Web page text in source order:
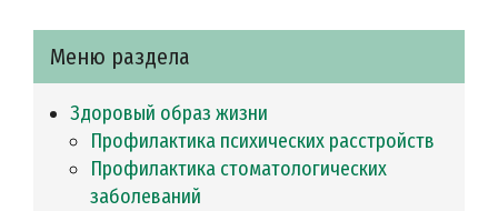
Меню раздела
Здоровый образ жизни
Профилактика психических расстройств
Профилактика стоматологических
заболеваний